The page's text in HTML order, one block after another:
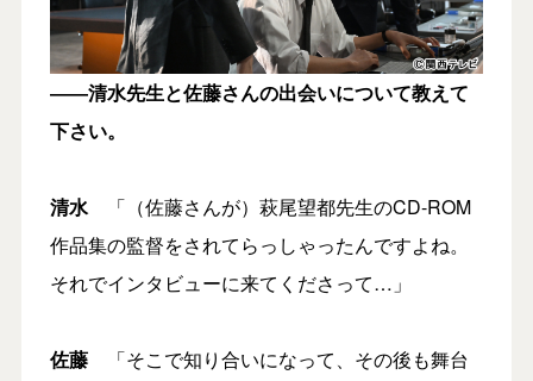
――清水先生と佐藤さんの出会いについて教えて
下さい。
清水「（佐藤さんが）萩尾望都先生のCD-ROM
作品集の監督をされてらっしゃったんですよね。
それでインタビューに来てくださって…」
佐藤「そこで知り合いになって、その後も舞台